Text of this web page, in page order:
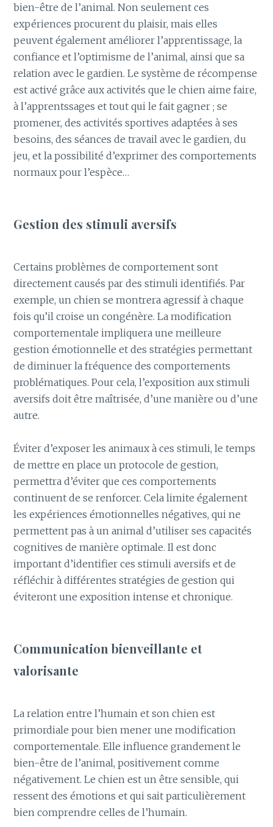
bien-être de l’animal. Non seulement ces
expériences procurent du plaisir, mais elles
peuvent également améliorer l’apprentissage, la
confiance et l’optimisme de l’animal, ainsi que sa
relation avec le gardien. Le système de récompense
est activé grâce aux activités que le chien aime faire,
à l’apprentssages et tout qui le fait gagner ; se
promener, des activités sportives adaptées à ses
besoins, des séances de travail avec le gardien, du
jeu, et la possibilité d’exprimer des comportements
normaux pour l’espèce…
Gestion des stimuli aversifs
Certains problèmes de comportement sont
directement causés par des stimuli identifiés. Par
exemple, un chien se montrera agressif à chaque
fois qu’il croise un congénère. La modification
comportementale impliquera une meilleure
gestion émotionnelle et des stratégies permettant
de diminuer la fréquence des comportements
problématiques. Pour cela, l’exposition aux stimuli
aversifs doit être maîtrisée, d’une manière ou d’une
autre.
Éviter d’exposer les animaux à ces stimuli, le temps
de mettre en place un protocole de gestion,
permettra d’éviter que ces comportements
continuent de se renforcer. Cela limite également
les expériences émotionnelles négatives, qui ne
permettent pas à un animal d’utiliser ses capacités
cognitives de manière optimale. Il est donc
important d’identifier ces stimuli aversifs et de
réfléchir à différentes stratégies de gestion qui
éviteront une exposition intense et chronique.
Communication bienveillante et
valorisante
La relation entre l’humain et son chien est
primordiale pour bien mener une modification
comportementale. Elle influence grandement le
bien-être de l’animal, positivement comme
négativement. Le chien est un être sensible, qui
ressent des émotions et qui sait particulièrement
bien comprendre celles de l’humain.